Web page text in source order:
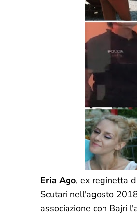
Eria Ago, ex reginetta
Scutari nell'agosto
associazione con Bajri